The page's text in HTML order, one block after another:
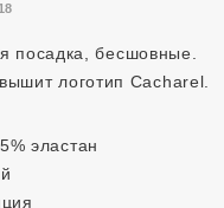
посадка, бесшовные.
логотип Cacharel.
эластан